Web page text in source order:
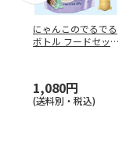
にゃんこのでるでる
ボトル フードセッ
1,080円
(送料別・税込)